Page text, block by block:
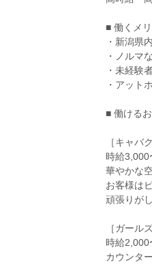
■ 働くメ
・新潟県
・ノルマ
・未経験
・アット
■ 働ける
［キャバ
時給3,000
華やかな
お客様は
頑張りが
［ガール
時給2,000
カウンタ